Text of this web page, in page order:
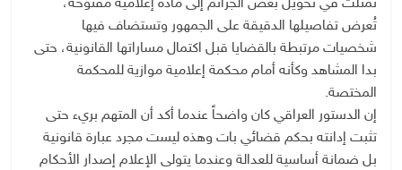
تمثلت في تحويل بعض الجرائم إلى مادة إعلامية مفتوحة،
تُعرض تفاصيلها الدقيقة على الجمهور وتستضاف فيها
شخصيات مرتبطة بالقضايا قبل اكتمال مساراتها القانونية، حتى
بدا المشاهد وكأنه أمام محكمة إعلامية موازية للمحكمة
المختصة.
إن الدستور العراقي كان واضحاً عندما أكد أن المتهم بريء حتى
تثبت إدانته بحكم قضائي بات وهذه ليست مجرد عبارة قانونية
بل ضمانة أساسية للعدالة وعندما يتولى الإعلام إصدار الأحكام